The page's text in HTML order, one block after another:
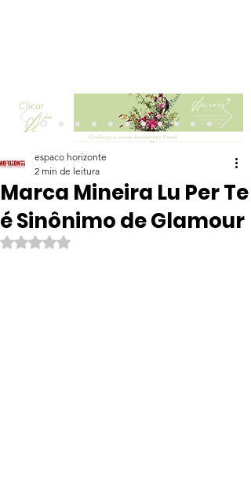
Clicar
Marca Mineira Lu Per Te
é Sinônimo de Glamour
espaco horizonte
2 min de leitura
Avaliado com NaN de 5 estrelas.